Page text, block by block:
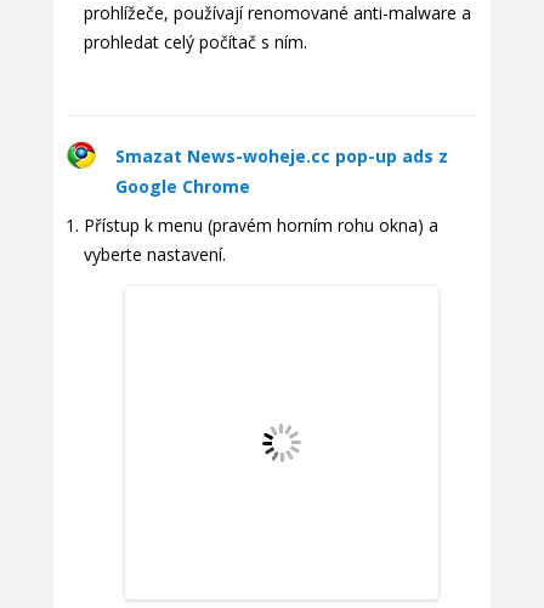
prohlížeče, používají renomované anti-malware a
prohledat celý počítač s ním.
Smazat News-woheje.cc pop-up ads z
Google Chrome
Přístup k menu (pravém horním rohu okna) a
vyberte nastavení.